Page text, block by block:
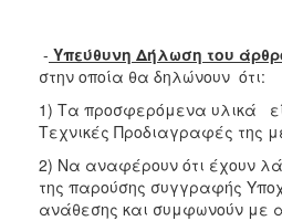
- Υπεύθυνη Δήλωση του
στην οποία θα δηλώνουν ότι:
1) Τα προσφερόμενα υλικά
Τεχνικές Προδιαγραφές της
2) Να αναφέρουν ότι έχουν
της παρούσης συγγραφής
ανάθεσης και συμφωνούν με